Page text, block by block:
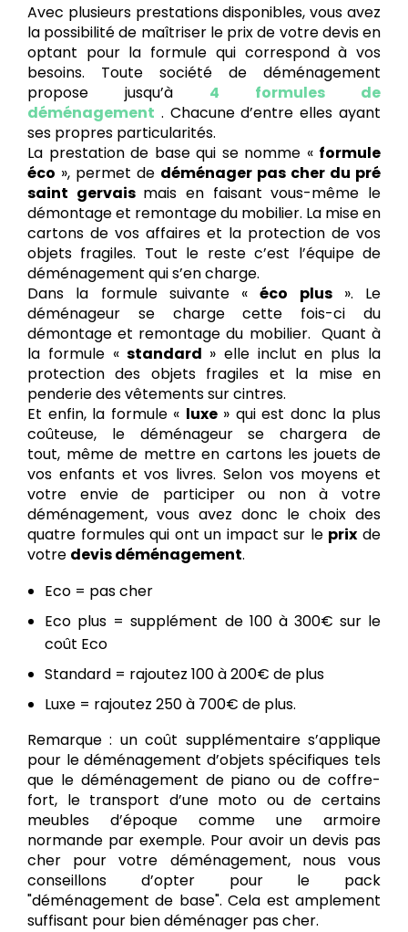
Avec plusieurs prestations disponibles, vous avez
la possibilité de maîtriser le prix de votre devis en
optant pour la formule qui correspond à vos
besoins. Toute société de déménagement
propose jusqu’à 4 formules de
déménagement . Chacune d’entre elles ayant
ses propres particularités.
La prestation de base qui se nomme « formule
éco », permet de déménager pas cher du pré
saint gervais mais en faisant vous-même le
démontage et remontage du mobilier. La mise en
cartons de vos affaires et la protection de vos
objets fragiles. Tout le reste c’est l’équipe de
déménagement qui s’en charge.
Dans la formule suivante «éco plus». Le
déménageur se charge cette fois-ci du
démontage et remontage du mobilier. Quant à
la formule «standard » elle inclut en plus la
protection des objets fragiles et la mise en
penderie des vêtements sur cintres.
Et enfin, la formule « luxe» qui est donc la plus
coûteuse, le déménageur se chargera de
tout, même de mettre en cartons les jouets de
vos enfants et vos livres. Selon vos moyens et
votre envie de participer ou non à votre
déménagement, vous avez donc le choix des
quatre formules qui ont un impact sur le prix de
votre devis déménagement.
Eco = pas cher
Eco plus = supplément de 100 à 300€ sur le
coût Eco
Standard = rajoutez 100 à 200€ de plus
Luxe = rajoutez 250 à 700€ de plus.
Remarque : un coût supplémentaire s’applique
pour le déménagement d’objets spécifiques tels
que le déménagement de piano ou de coffre-
fort, le transport d’une moto ou de certains
meubles d’époque comme une armoire
normande par exemple. Pour avoir un devis pas
cher pour votre déménagement, nous vous
conseillons d’opter pour le pack
"déménagement de base". Cela est amplement
suffisant pour bien déménager pas cher.